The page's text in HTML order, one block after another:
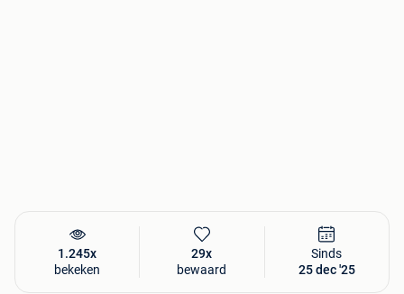
1.245x
bekeken
29x
bewaard
Sinds
25 dec '25